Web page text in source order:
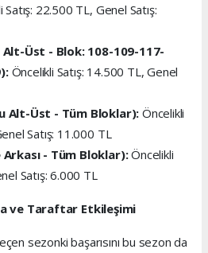
Satış: 22.500 TL, Genel Satış:
Üst - Blok: 108-109-117-
Öncelikli Satış: 14.500 TL, Genel
Alt-Üst - Tüm Bloklar): Öncelikli
Satış: 11.000 TL
- Tüm Bloklar):Öncelikli
Satış: 6.000 TL
ve Taraftar Etkileşimi
sezonki başarısını bu sezon da